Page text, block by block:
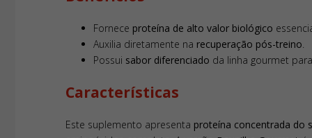
Fornece proteína de alto valor biológico
Auxilia diretamente na recuperação pós-treino.
Possui sabor diferenciado da linha gourmet
Características
Este suplemento apresenta proteína concentrada do